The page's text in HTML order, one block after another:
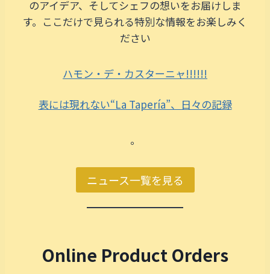
のアイデア、そしてシェフの想いをお届けしま
す。ここだけで見られる特別な情報をお楽しみく
ださい
ハモン・デ・カスターニャ!!!!!!
表には現れない“La Tapería”、日々の記録
。
ニュース一覧を見る
Online Product Orders